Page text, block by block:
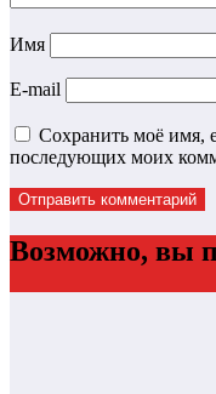
Имя
E-mail
Сохранить моё имя,
последующих моих
Возможно, вы